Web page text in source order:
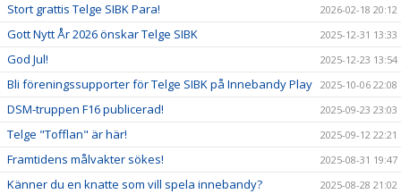
Stort grattis Telge SIBK Para! 2026-02-18 20:12
Gott Nytt År 2026 önskar Telge SIBK 2025-12-31 13:33
God Jul! 2025-12-23 13:54
Bli föreningssupporter för Telge SIBK på Innebandy Play 2025-10-06 22:08
DSM-truppen F16 publicerad! 2025-09-23 23:03
Telge "Tofflan" är här! 2025-09-12 22:21
Framtidens målvakter sökes! 2025-08-31 19:47
Känner du en knatte som vill spela innebandy? 2025-08-28 21:02